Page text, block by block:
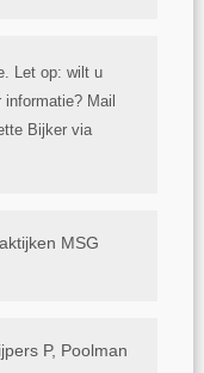
Let op: wilt u
informatie? Mail
Bijker via
MSG
P, Poolman